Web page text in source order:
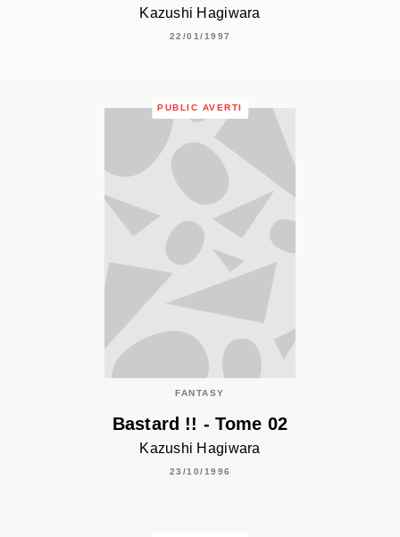
Kazushi Hagiwara
22/01/1997
PUBLIC AVERTI
FANTASY
Bastard !! - Tome 02
Kazushi Hagiwara
23/10/1996